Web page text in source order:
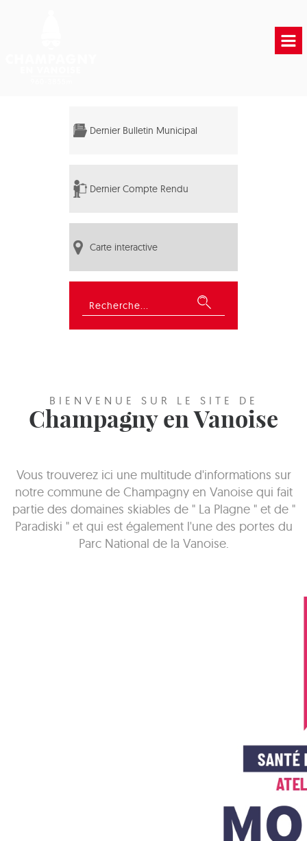
Dernier Bulletin Municipal
Dernier Compte Rendu
Carte interactive
Rechercher
BIENVENUE SUR LE SITE DE
Champagny en Vanoise
Vous trouverez ici une multitude d'informations sur
notre commune de Champagny en Vanoise qui fait
partie des domaines skiables de " La Plagne " et de "
Paradiski " et qui est également l'une des portes du
Parc National de la Vanoise.